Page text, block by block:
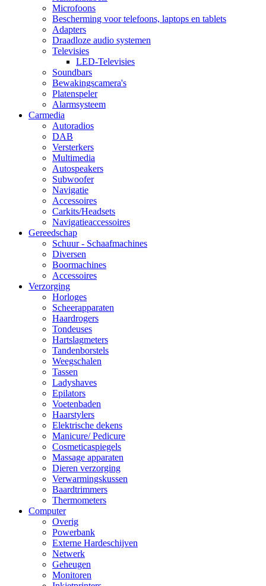
Microfoons
Bescherming voor telefoons, laptops en tablets
Adapters
Draadloze audio systemen
Televisies
LED-Televisies
Soundbars
Bewakingscamera's
Platenspeler
Alarmsysteem
Carmedia
Autoradios
DAB
Versterkers
Multimedia
Autospeakers
Subwoofer
Navigatie
Accessoires
Carkits/Headsets
Navigatieaccessoires
Gereedschap
Schuur - Schaafmachines
Diversen
Boormachines
Accessoires
Verzorging
Horloges
Scheerapparaten
Haardrogers
Tondeuses
Hartslagmeters
Tandenborstels
Weegschalen
Tassen
Ladyshaves
Epilators
Voetenbaden
Haarstylers
Elektrische dekens
Manicure/ Pedicure
Cosmeticaspiegels
Massage apparaten
Dieren verzorging
Verwarmingskussen
Baardtrimmers
Thermometers
Computer
Overig
Powerbank
Externe Hardeschijven
Netwerk
Geheugen
Monitoren